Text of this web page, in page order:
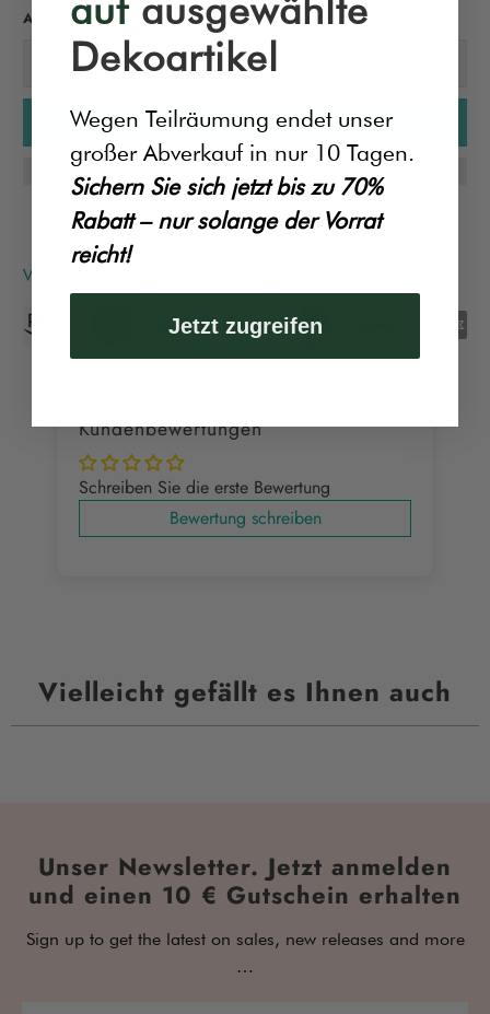
Anzahl
In den Warenkorb
Versand von Lagerware innerhalb von 1-3 Werktage
Kundenbewertungen
Schreiben Sie die erste Bewertung
Bewertung schreiben
Vielleicht gefällt es Ihnen auch
Unser Newsletter. Jetzt anmelden
und einen 10 € Gutschein erhalten
Sign up to get the latest on sales, new releases and more
…
Dekoartikel
Wegen Teilräumung endet unser
großer Abverkauf in nur 10 Tagen.
Sichern Sie sich jetzt bis zu 70%
Rabatt – nur solange der Vorrat
reicht!
Jetzt zugreifen